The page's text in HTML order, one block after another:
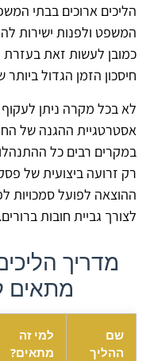
הליכים ארוכים בבתי
המשפט ולפנות ישירות
כמובן לעשות זאת בעזרת
חיסכון הזמן הגדול ביותר
לא בכל מקרה ניתן
אסטרטגיית ההגנה של
במקרים רבים כל
רק זרועה ביצועית של
ההוצאה לפועל סמכויות
לצורך גביית חובות ברורים.
מדריך
מתאים
שם
ההליך
למי זה
מתאים?